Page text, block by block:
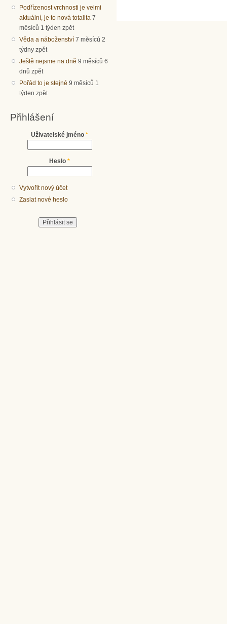
Podřízenost vrchnosti je velmi
aktuální, je to nová totalita 7
měsíců 1 týden zpět
Věda a náboženství 7 měsíců 2
týdny zpět
Ještě nejsme na dně 9 měsíců 6
dnů zpět
Pořád to je stejné 9 měsíců 1
týden zpět
Přihlášení
Uživatelské jméno *
Heslo *
Vytvořit nový účet
Zaslat nové heslo